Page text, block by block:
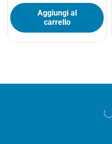
Aggiungi al
carrello